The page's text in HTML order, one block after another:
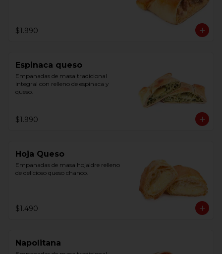
$1.990
Espinaca queso
Empanadas de masa tradicional
integral con relleno de espinaca y
queso.
$1.990
Hoja Queso
Empanadas de masa hojaldre relleno
de delicioso queso chanco.
$1.490
Napolitana